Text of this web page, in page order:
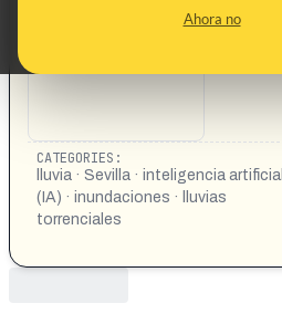
Ahora no
ESTÁ PASANDO AHORA
https://vm.tiktok.com/ZNRUs1ggt/
CATEGORIES:
lluvia · Sevilla · inteligencia artificial
(IA) · inundaciones · lluvias
torrenciales